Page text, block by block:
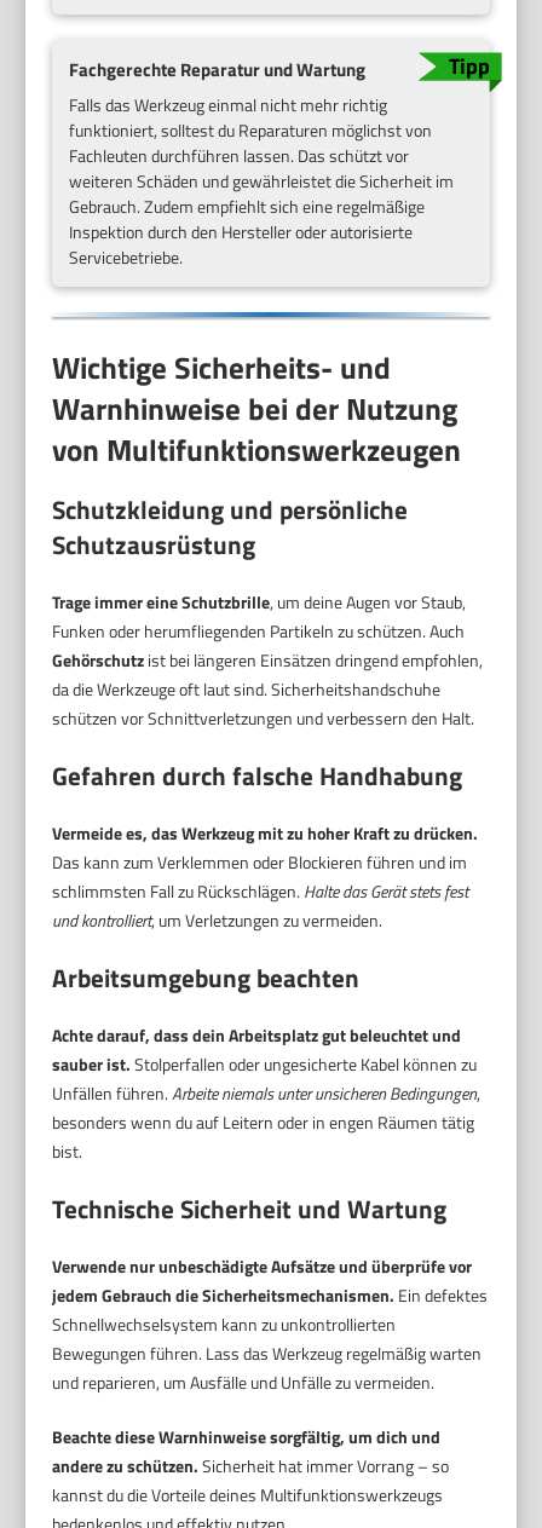
Fachgerechte Reparatur und Wartung
Falls das Werkzeug einmal nicht mehr richtig
funktioniert, solltest du Reparaturen möglichst von
Fachleuten durchführen lassen. Das schützt vor
weiteren Schäden und gewährleistet die Sicherheit im
Gebrauch. Zudem empfiehlt sich eine regelmäßige
Inspektion durch den Hersteller oder autorisierte
Servicebetriebe.
Wichtige Sicherheits- und
Warnhinweise bei der Nutzung
von Multifunktionswerkzeugen
Schutzkleidung und persönliche
Schutzausrüstung
Trage immer eine Schutzbrille, um deine Augen vor Staub,
Funken oder herumfliegenden Partikeln zu schützen. Auch
Gehörschutzist bei längeren Einsätzen dringend empfohlen,
da die Werkzeuge oft laut sind. Sicherheitshandschuhe
schützen vor Schnittverletzungen und verbessern den Halt.
Gefahren durch falsche Handhabung
Vermeide es, das Werkzeug mit zu hoher Kraft zu drücken.
Das kann zum Verklemmen oder Blockieren führen und im
schlimmsten Fall zu Rückschlägen. Halte das Gerät stets fest
und kontrolliert, um Verletzungen zu vermeiden.
Arbeitsumgebung beachten
Achte darauf, dass dein Arbeitsplatz gut beleuchtet und
sauber ist.Stolperfallen oder ungesicherte Kabel können zu
Unfällen führen.Arbeite niemals unter unsicheren Bedingungen,
besonders wenn du auf Leitern oder in engen Räumen tätig
bist.
Technische Sicherheit und Wartung
Verwende nur unbeschädigte Aufsätze und überprüfe vor
jedem Gebrauch die Sicherheitsmechanismen. Ein defektes
Schnellwechselsystem kann zu unkontrollierten
Bewegungen führen. Lass das Werkzeug regelmäßig warten
und reparieren, um Ausfälle und Unfälle zu vermeiden.
Beachte diese Warnhinweise sorgfältig, um dich und
andere zu schützen.Sicherheit hat immer Vorrang – so
kannst du die Vorteile deines Multifunktionswerkzeugs